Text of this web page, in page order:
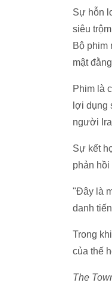
Sự hỗn
siêu
Bộ phim
mật
Phim là
lợi dụng
người
Sự kết
phản
"Đây là
danh
Trong
của thế
The